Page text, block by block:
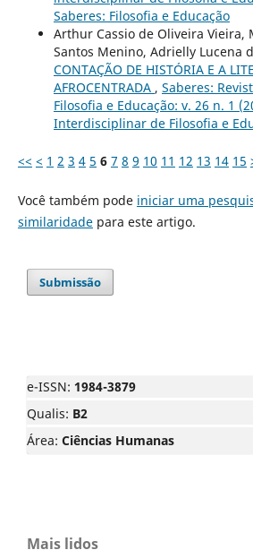
Saberes: Filosofia e Educação
Arthur Cassio de Oliveira Vieira,
Santos Menino, Adrielly Lucena
CONTAÇÃO DE HISTÓRIA E A
AFROCENTRADA , Saberes:
Filosofia e Educação: v. 26 n. 1
Interdisciplinar de Filosofia e
<< < 1 2 3 4 5 6 7 8 9 10 11 12 13 14 15
Você também pode iniciar uma
similaridadepara este artigo.
Submissão
e-ISSN: 1984-3879
Qualis: B2
Área: Ciências Humanas
Mais lidos